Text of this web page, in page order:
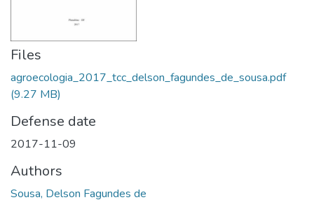
Files
agroecologia_2017_tcc_delson_fagundes_de_sousa.pdf
(9.27 MB)
Defense date
2017-11-09
Authors
Sousa, Delson Fagundes de